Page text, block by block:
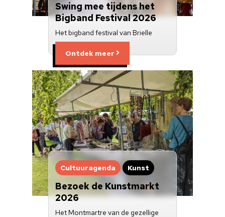
Swing mee tijdens het
Bigband Festival 2026
Het bigband festival van Brielle
Ontdek meer
Cultuuragenda Kunst
Bezoek de Kunstmarkt
2026
Het Montmartre van de gezellige